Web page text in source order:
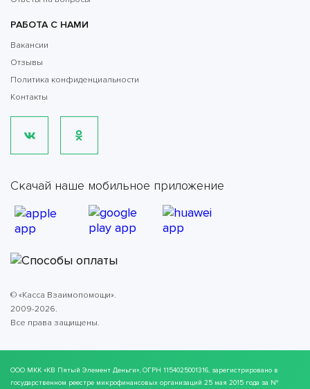
РАБОТА С НАМИ
Вакансии
Отзывы
Политика конфиденциальности
Контакты
Скачай наше мобильное приложение
© «Касса Взаимопомощи».
2009-2026.
Все права защищены.
ООО МКК «КВ Пятый Элемент Деньги», ОГРН 1154025001316, зарегистрировано в
государственном реестре микрофинансовых организаций 25 мая 2015 года за №